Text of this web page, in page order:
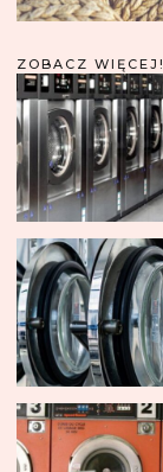
ZOBACZ WIĘCEJ!